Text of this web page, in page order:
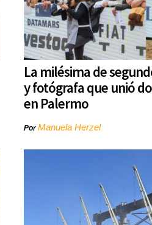
La milésima de
y fotógrafa que unió
en Palermo
PorManuela Herzel